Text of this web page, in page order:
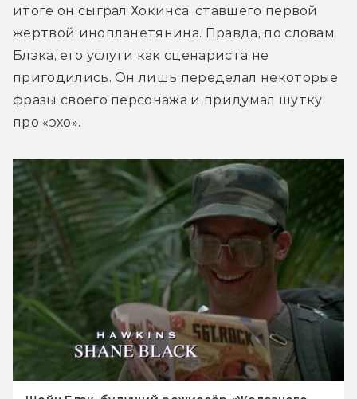
итоге он сыграл Хокинса, ставшего первой
жертвой инопланетянина. Правда, по словам
Блэка, его услуги как сценариста не
пригодились. Он лишь переделал некоторые
фразы своего персонажа и придумал шутку
про «эхо».